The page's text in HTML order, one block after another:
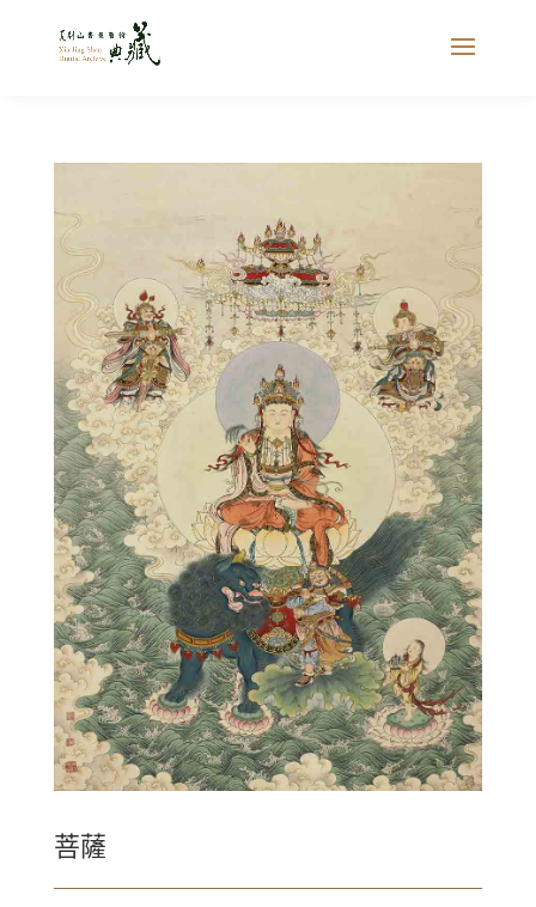
菩薩